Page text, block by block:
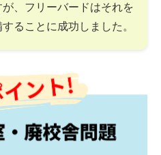
、フリーバードはそれを
ることに成功しました。